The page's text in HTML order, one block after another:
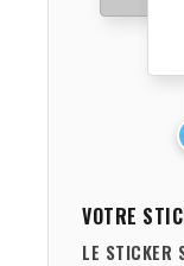
VOTRE
LE STICKER